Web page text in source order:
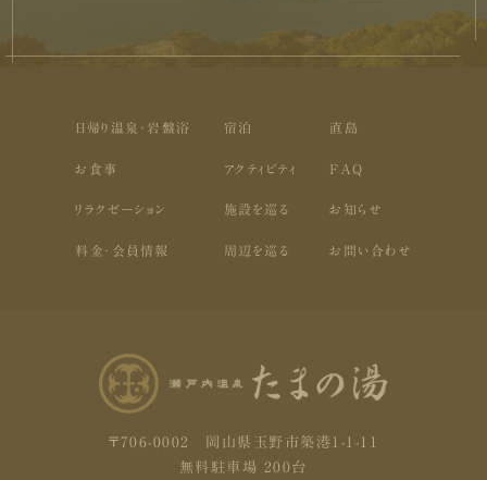
日帰り温泉・岩盤浴
お食事
リラクゼーション
料金・会員情報
宿泊
アクティビティ
施設を巡る
周辺を巡る
直島
FAQ
お知らせ
お問い合わせ
〒706-0002 岡山県玉野市築港1-1-11
無料駐車場 200台